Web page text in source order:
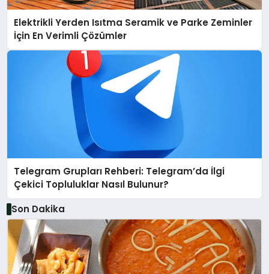
Elektrikli Yerden Isıtma Seramik ve Parke Zeminler
İçin En Verimli Çözümler
Telegram Grupları Rehberi: Telegram’da İlgi
Çekici Topluluklar Nasıl Bulunur?
Son Dakika